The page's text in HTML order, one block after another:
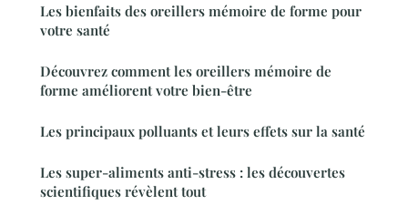
Les bienfaits des oreillers mémoire de forme pour
votre santé
Découvrez comment les oreillers mémoire de
forme améliorent votre bien-être
Les principaux polluants et leurs effets sur la santé
Les super-aliments anti-stress : les découvertes
scientifiques révèlent tout